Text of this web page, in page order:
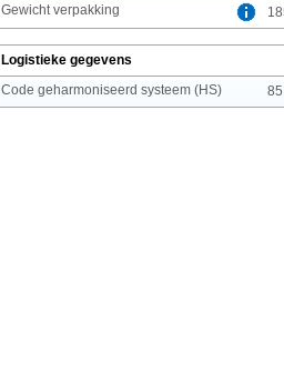
Gewicht verpakking
Logistieke gegevens
Code geharmoniseerd systeem (HS)